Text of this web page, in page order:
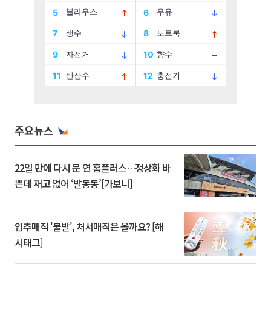
주요뉴스
22일 만에 다시 문 연 홈플러스…정상화 바
쁜데 재고 없어 ‘발동동’[가보니]
입추매직 '불발', 처서매직은 올까요? [해
시태그]